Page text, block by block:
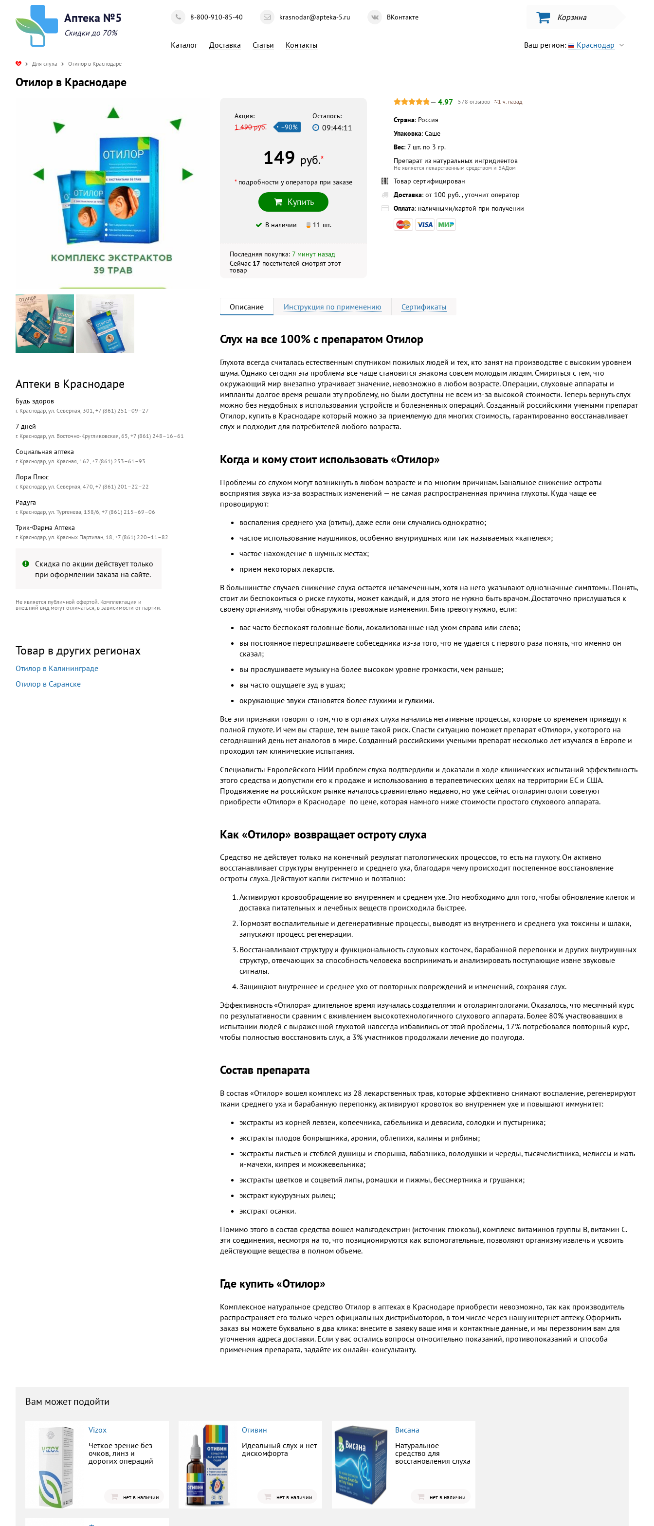
Аптека №5
Скидки до 70%
8-800-910-85-40 krasnodar@apteka-5.ru ВКонтакте Корзина
Каталог Доставка Статьи Контакты Ваш регион: Краснодар
Для слуха Отилор в Краснодаре
Отилор в Краснодаре
Аптеки в Краснодаре
Будь здоров
г. Краснодар, ул. Северная, 301, +7 (861) 251–09–27
7 дней
г. Краснодар, ул. Восточно-Кругликовская, 65, +7 (861) 248–16–61
Социальная аптека
г. Краснодар, ул. Красная, 162, +7 (861) 253–61–93
Лора Плюс
г. Краснодар, ул. Северная, 470, +7 (861) 201–22–22
Радуга
г. Краснодар, ул. Тургенева, 138/6, +7 (861) 215–69–06
Трик-Фарма Аптека
г. Краснодар, ул. Красных Партизан, 18, +7 (861) 220–11–82
Скидка по акции действует только
при оформлении заказа на сайте.
Не является публичной офертой. Комплектация и
внешний вид могут отличаться, в зависимости от партии.
Товар в других регионах
Отилор в Калининграде
Отилор в Саранске
Акция:
1 490 руб.
−90%
Осталось:
09:44:10
149 руб.*
*подробности у оператора при заказе
Купить
В наличии 11 шт.
Последняя покупка: 7 минут назад
Сейчас 17 посетителей смотрят этот
товар
— 4.97 578 отзывов ≈1 ч. назад
Страна: Россия
Упаковка: Саше
Вес: 7 шт. по 3 гр.
Препарат из натуральных ингридиентов
Не является лекарственным средством и БАДом
Товар сертифицирован
Доставка: от 100 руб. , уточнит оператор
Оплата: наличными/картой при получении
Описание Инструкция по применению Сертификаты
Слух на все 100% с препаратом Отилор
Глухота всегда считалась естественным спутником пожилых людей и тех, кто занят на производстве с высоким уровнем
шума. Однако сегодня эта проблема все чаще становится знакома совсем молодым людям. Смириться с тем, что
окружающий мир внезапно утрачивает значение, невозможно в любом возрасте. Операции, слуховые аппараты и
импланты долгое время решали эту проблему, но были доступны не всем из-за высокой стоимости. Теперь вернуть слух
можно без неудобных в использовании устройств и болезненных операций. Созданный российскими учеными препарат
Отилор, купить в Краснодаре который можно за приемлемую для многих стоимость, гарантированно восстанавливает
слух и подходит для потребителей любого возраста.
Когда и кому стоит использовать «Отилор»
Проблемы со слухом могут возникнуть в любом возрасте и по многим причинам. Банальное снижение остроты
восприятия звука из-за возрастных изменений — не самая распространенная причина глухоты. Куда чаще ее
провоцируют:
воспаления среднего уха (отиты), даже если они случались однократно;
частое использование наушников, особенно внутриушных или так называемых «капелек»;
частое нахождение в шумных местах;
прием некоторых лекарств.
В большинстве случаев снижение слуха остается незамеченным, хотя на него указывают однозначные симптомы. Понять,
стоит ли беспокоиться о риске глухоты, может каждый, и для этого не нужно быть врачом. Достаточно прислушаться к
своему организму, чтобы обнаружить тревожные изменения. Бить тревогу нужно, если:
вас часто беспокоят головные боли, локализованные над ухом справа или слева;
вы постоянное переспрашиваете собеседника из-за того, что не удается с первого раза понять, что именно он
сказал;
вы прослушиваете музыку на более высоком уровне громкости, чем раньше;
вы часто ощущаете зуд в ушах;
окружающие звуки становятся более глухими и гулкими.
Все эти признаки говорят о том, что в органах слуха начались негативные процессы, которые со временем приведут к
полной глухоте. И чем вы старше, тем выше такой риск. Спасти ситуацию поможет препарат «Отилор», у которого на
сегодняшний день нет аналогов в мире. Созданный российскими учеными препарат несколько лет изучался в Европе и
проходил там клинические испытания.
Специалисты Европейского НИИ проблем слуха подтвердили и доказали в ходе клинических испытаний эффективность
этого средства и допустили его к продаже и использованию в терапевтических целях на территории ЕС и США.
Продвижение на российском рынке началось сравнительно недавно, но уже сейчас отоларингологи советуют
приобрести «Отилор» в Краснодаре по цене, которая намного ниже стоимости простого слухового аппарата.
Как «Отилор» возвращает остроту слуха
Средство не действует только на конечный результат патологических процессов, то есть на глухоту. Он активно
восстанавливает структуры внутреннего и среднего уха, благодаря чему происходит постепенное восстановление
остроты слуха. Действуют капли системно и поэтапно:
Активируют кровообращение во внутреннем и среднем ухе. Это необходимо для того, чтобы обновление клеток и
доставка питательных и лечебных веществ происходила быстрее.
Тормозят воспалительные и дегенеративные процессы, выводят из внутреннего и среднего уха токсины и шлаки,
запускают процесс регенерации.
Восстанавливают структуру и функциональность слуховых косточек, барабанной перепонки и других внутриушных
структур, отвечающих за способность человека воспринимать и анализировать поступающие извне звуковые
сигналы.
Защищают внутреннее и среднее ухо от повторных повреждений и изменений, сохраняя слух.
Эффективность «Отилора» длительное время изучалась создателями и отоларингологами. Оказалось, что месячный курс
по результативности сравним с вживлением высокотехнологичного слухового аппарата. Более 80% участвовавших в
испытании людей с выраженной глухотой навсегда избавились от этой проблемы, 17% потребовался повторный курс,
чтобы полностью восстановить слух, а 3% участников продолжали лечение до полугода.
Состав препарата
В состав «Отилор» вошел комплекс из 28 лекарственных трав, которые эффективно снимают воспаление, регенерируют
ткани среднего уха и барабанную перепонку, активируют кровоток во внутреннем ухе и повышают иммунитет:
экстракты из корней левзеи, копеечника, сабельника и девясила, солодки и пустырника;
экстракты плодов боярышника, аронии, облепихи, калины и рябины;
экстракты листьев и стеблей душицы и спорыша, лабазника, володушки и череды, тысячелистника, мелиссы и мать-
и-мачехи, кипрея и можжевельника;
экстракты цветков и соцветий липы, ромашки и пижмы, бессмертника и грушанки;
экстракт кукурузных рылец;
экстракт осанки.
Помимо этого в состав средства вошел мальтодекстрин (источник глюкозы), комплекс витаминов группы В, витамин С.
эти соединения, несмотря на то, что позиционируются как вспомогательные, позволяют организму извлечь и усвоить
действующие вещества в полном объеме.
Где купить «Отилор»
Комплексное натуральное средство Отилор в аптеках в Краснодаре приобрести невозможно, так как производитель
распространяет его только через официальных дистрибьюторов, в том числе через нашу интернет аптеку. Оформить
заказ вы можете буквально в два клика: внесите в заявку ваше имя и контактные данные, и мы перезвоним вам для
уточнения адреса доставки. Если у вас остались вопросы относительно показаний, противопоказаний и способа
применения препарата, задайте их онлайн-консультанту.
Вам может подойти
Vizox
Четкое зрение без
очков, линз и
дорогих операций
нет в наличии
Отивин
Идеальный слух и нет
дискомфорта
нет в наличии
Висана
Натуральное
средство для
восстановления слуха
нет в наличии